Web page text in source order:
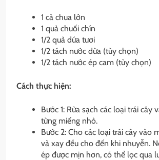
1 cà chua lớn
1 quả chuối chín
1/2 quả dứa tươi
1/2 tách nước dừa (tùy chọn)
1/2 tách nước ép cam (tùy chọn)
Cách thực hiện:
Bước 1: Rửa sạch các loại trái cây
từng miếng nhỏ.
Bước 2: Cho các loại trái cây vào
và xay đều cho đến khi nhuyễn.
ép được mịn hơn, có thể lọc qua